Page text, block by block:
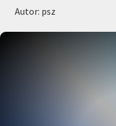
Autor: psz